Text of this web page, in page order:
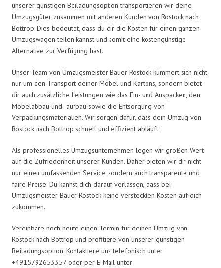
unserer günstigen Beiladungsoption transportieren wir deine
Umzugsgüter zusammen mit anderen Kunden von Rostock nach
Bottrop. Dies bedeutet, dass du dir die Kosten für einen ganzen
Umzugswagen teilen kannst und somit eine kostengünstige
Alternative zur Verfügung hast.
Unser Team von Umzugsmeister Bauer Rostock kümmert sich nicht
nur um den Transport deiner Möbel und Kartons, sondern bietet
dir auch zusätzliche Leistungen wie das Ein- und Auspacken, den
Möbelabbau und -aufbau sowie die Entsorgung von
Verpackungsmaterialien. Wir sorgen dafür, dass dein Umzug von
Rostock nach Bottrop schnell und effizient abläuft.
Als professionelles Umzugsunternehmen legen wir großen Wert
auf die Zufriedenheit unserer Kunden. Daher bieten wir dir nicht
nur einen umfassenden Service, sondern auch transparente und
faire Preise. Du kannst dich darauf verlassen, dass bei
Umzugsmeister Bauer Rostock keine versteckten Kosten auf dich
zukommen.
Vereinbare noch heute einen Termin für deinen Umzug von
Rostock nach Bottrop und profitiere von unserer günstigen
Beiladungsoption. Kontaktiere uns telefonisch unter
+4915792653357 oder per E-Mail unter